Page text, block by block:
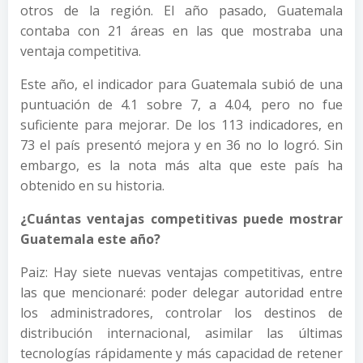
otros de la región. El año pasado, Guatemala
contaba con 21 áreas en las que mostraba una
ventaja competitiva.
Este año, el indicador para Guatemala subió de una
puntuación de 4.1 sobre 7, a 4.04, pero no fue
suficiente para mejorar. De los 113 indicadores, en
73 el país presentó mejora y en 36 no lo logró. Sin
embargo, es la nota más alta que este país ha
obtenido en su historia.
¿Cuántas ventajas competitivas puede mostrar
Guatemala este año?
Paiz: Hay siete nuevas ventajas competitivas, entre
las que mencionaré: poder delegar autoridad entre
los administradores, controlar los destinos de
distribución internacional, asimilar las últimas
tecnologías rápidamente y más capacidad de retener